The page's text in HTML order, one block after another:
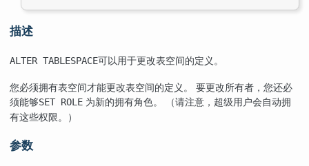
描述
ALTER TABLESPACE可以用于更改表空间的定义。
您必须拥有表空间才能更改表空间的定义。 要更改所有者，您还必
须能够SET ROLE 为新的拥有角色。 （请注意，超级用户会自动拥
有这些权限。）
参数